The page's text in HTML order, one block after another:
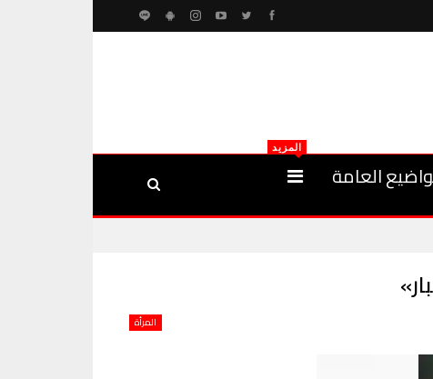
العامة
المزيد
المرأة